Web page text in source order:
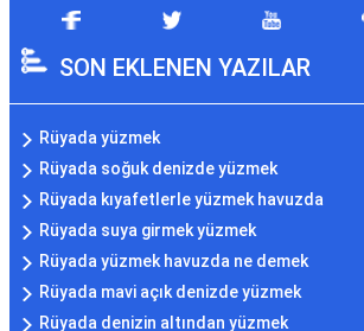
SON EKLENEN YAZILAR
Rüyada yüzmek
Rüyada soğuk denizde yüzmek
Rüyada kıyafetlerle yüzmek havuzda
Rüyada suya girmek yüzmek
Rüyada yüzmek havuzda ne demek
Rüyada mavi açık denizde yüzmek
Rüyada denizin altından yüzmek